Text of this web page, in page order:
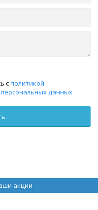
сполитикой
данных
акции